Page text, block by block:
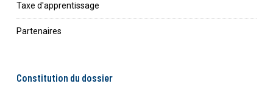
Taxe d'apprentissage
Partenaires
Constitution du dossier